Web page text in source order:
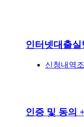
인터넷대출
신청내역
인증 및 동의